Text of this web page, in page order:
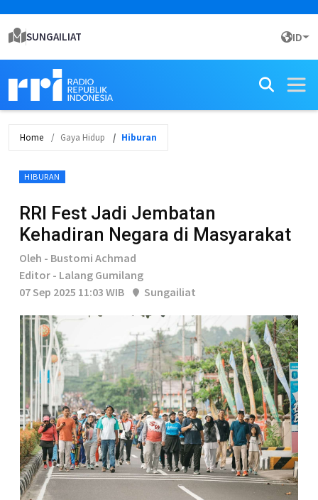
SUNGAILIAT ID
Home Gaya Hidup Hiburan
HIBURAN
RRI Fest Jadi Jembatan
Kehadiran Negara di Masyarakat
Oleh - Bustomi Achmad
Editor - Lalang Gumilang
07 Sep 2025 11:03 WIB
Sungailiat